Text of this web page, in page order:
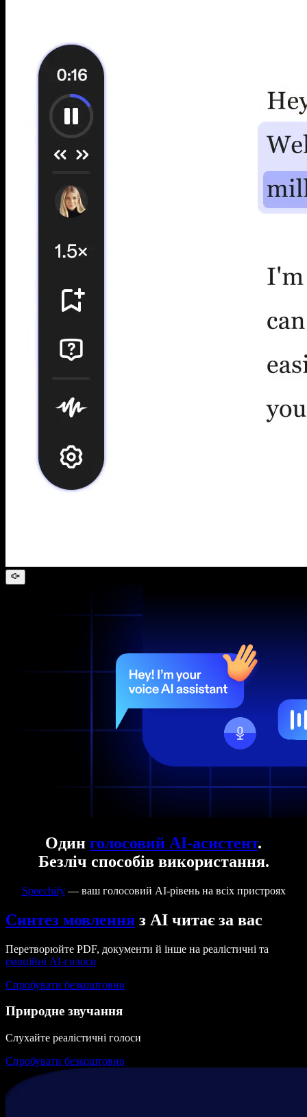
Один голосовий AI-асистент.
Безліч способів використання.
Speechify— ваш голосовий AI-рівень на всіх пристроях
Синтез мовлення з AI читає за вас
Перетворюйте PDF, документи й інше на реалістичні та
емоційні AI-голоси
Спробувати безкоштовно
Природне звучання
Слухайте реалістичні голоси
Спробувати безкоштовно